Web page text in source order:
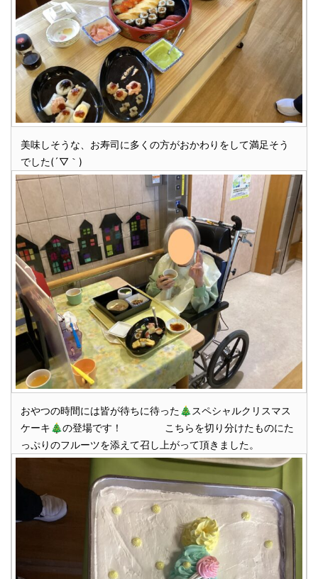
美味しそうな、お寿司に多くの方がおかわりをして満足そう
でした(´▽｀)
おやつの時間には皆が待ちに待った🎄スペシャルクリスマス
ケーキ🎄の登場です！ こちらを切り分けたものにた
っぷりのフルーツを添えて召し上がって頂きました。